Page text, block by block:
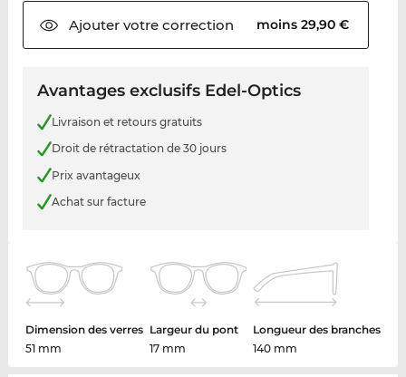
Ajouter votrecorrection moins 29,90 €
Avantages exclusifs Edel-Optics
Livraison et retours gratuits
Droit de rétractation de 30 jours
Prix avantageux
Achat sur facture
Dimension des verres
51 mm
Largeur du pont
17 mm
Longueur des branches
140 mm